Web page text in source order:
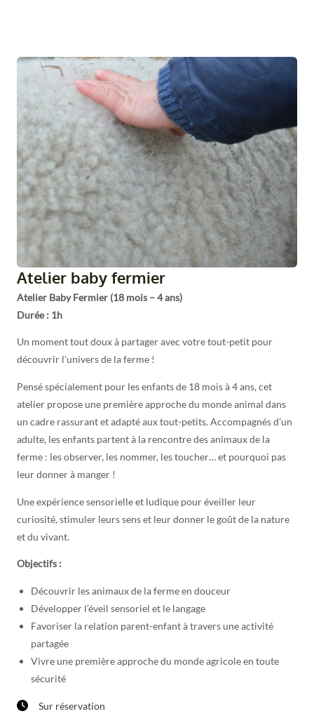
Atelier baby fermier
Atelier Baby Fermier (18 mois – 4 ans)
Durée : 1h
Un moment tout doux à partager avec votre tout-petit pour
découvrir l’univers de la ferme !
Pensé spécialement pour les enfants de 18 mois à 4 ans, cet
atelier propose une première approche du monde animal dans
un cadre rassurant et adapté aux tout-petits. Accompagnés d’un
adulte, les enfants partent à la rencontre des animaux de la
ferme : les observer, les nommer, les toucher… et pourquoi pas
leur donner à manger !
Une expérience sensorielle et ludique pour éveiller leur
curiosité, stimuler leurs sens et leur donner le goût de la nature
et du vivant.
Objectifs :
Découvrir les animaux de la ferme en douceur
Développer l’éveil sensoriel et le langage
Favoriser la relation parent-enfant à travers une activité
partagée
Vivre une première approche du monde agricole en toute
sécurité
Sur réservation